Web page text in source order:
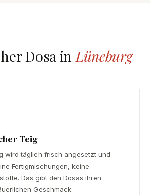
Dosa in Lüneburg
Teig
wird täglich frisch angesetzt und
Fertigmischungen, keine
Das gibt den Dosas ihren
Geschmack.